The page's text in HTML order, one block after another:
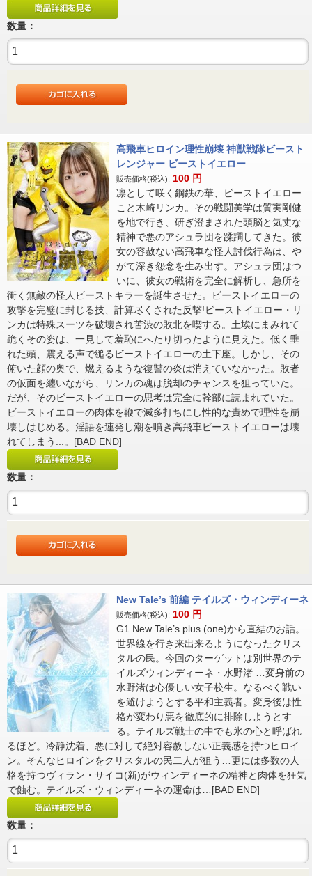
数量：
高飛車ヒロイン理性崩壊 神獣戦隊ビースト
レンジャー ビーストイエロー
販売価格(税込): 100 円
凛として咲く鋼鉄の華、ビーストイエロー
こと木崎リンカ。その戦闘美学は質実剛健
を地で行き、研ぎ澄まされた頭脳と気丈な
精神で悪のアシュラ団を蹂躙してきた。彼
女の容赦ない高飛車な怪人討伐行為は、や
がて深き怨念を生み出す。アシュラ団はつ
いに、彼女の戦術を完全に解析し、急所を
衝く無敵の怪人ビーストキラーを誕生させた。ビーストイエローの
攻撃を完璧に封じる技、計算尽くされた反撃!ビーストイエロー・リ
ンカは特殊スーツを破壊され苦渋の敗北を喫する。土埃にまみれて
跪くその姿は、一見して羞恥にへたり切ったように見えた。低く垂
れた頭、震える声で縋るビーストイエローの土下座。しかし、その
俯いた顔の奥で、燃えるような復讐の炎は消えていなかった。敗者
の仮面を纏いながら、リンカの魂は脱却のチャンスを狙っていた。
だが、そのビーストイエローの思考は完全に幹部に読まれていた。
ビーストイエローの肉体を鞭で滅多打ちにし性的な責めで理性を崩
壊しはじめる。淫語を連発し潮を噴き高飛車ビーストイエローは壊
れてしまう...。[BAD END]
数量：
New Tale’s 前編 テイルズ・ウィンディーネ
販売価格(税込): 100 円
G1 New Tale’s plus (one)から直結のお話。
世界線を行き来出来るようになったクリス
タルの民。今回のターゲットは別世界のテ
イルズウィンディーネ・水野渚 …変身前の
水野渚は心優しい女子校生。なるべく戦い
を避けようとする平和主義者。変身後は性
格が変わり悪を徹底的に排除しようとす
る。テイルズ戦士の中でも氷の心と呼ばれ
るほど。冷静沈着、悪に対して絶対容赦しない正義感を持つヒロイ
ン。そんなヒロインをクリスタルの民二人が狙う…更には多数の人
格を持つヴィラン・サイコ(新)がウィンディーネの精神と肉体を狂気
で蝕む。テイルズ・ウィンディーネの運命は…[BAD END]
数量：